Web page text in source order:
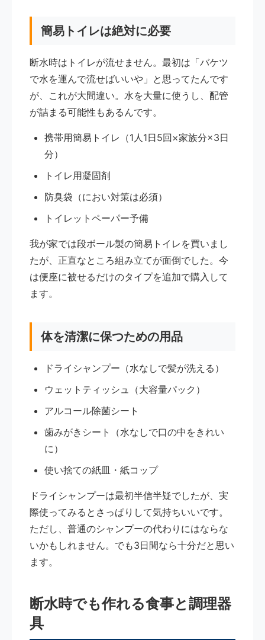
簡易トイレは絶対に必要
断水時はトイレが流せません。最初は「バケツ
で水を運んで流せばいいや」と思ってたんです
が、これが大間違い。水を大量に使うし、配管
が詰まる可能性もあるんです。
携帯用簡易トイレ（1人1日5回×家族分×3日
分）
トイレ用凝固剤
防臭袋（におい対策は必須）
トイレットペーパー予備
我が家では段ボール製の簡易トイレを買いまし
たが、正直なところ組み立てが面倒でした。今
は便座に被せるだけのタイプを追加で購入して
ます。
体を清潔に保つための用品
ドライシャンプー（水なしで髪が洗える）
ウェットティッシュ（大容量パック）
アルコール除菌シート
歯みがきシート（水なしで口の中をきれい
に）
使い捨ての紙皿・紙コップ
ドライシャンプーは最初半信半疑でしたが、実
際使ってみるとさっぱりして気持ちいいです。
ただし、普通のシャンプーの代わりにはならな
いかもしれません。でも3日間なら十分だと思い
ます。
断水時でも作れる食事と調理器
具